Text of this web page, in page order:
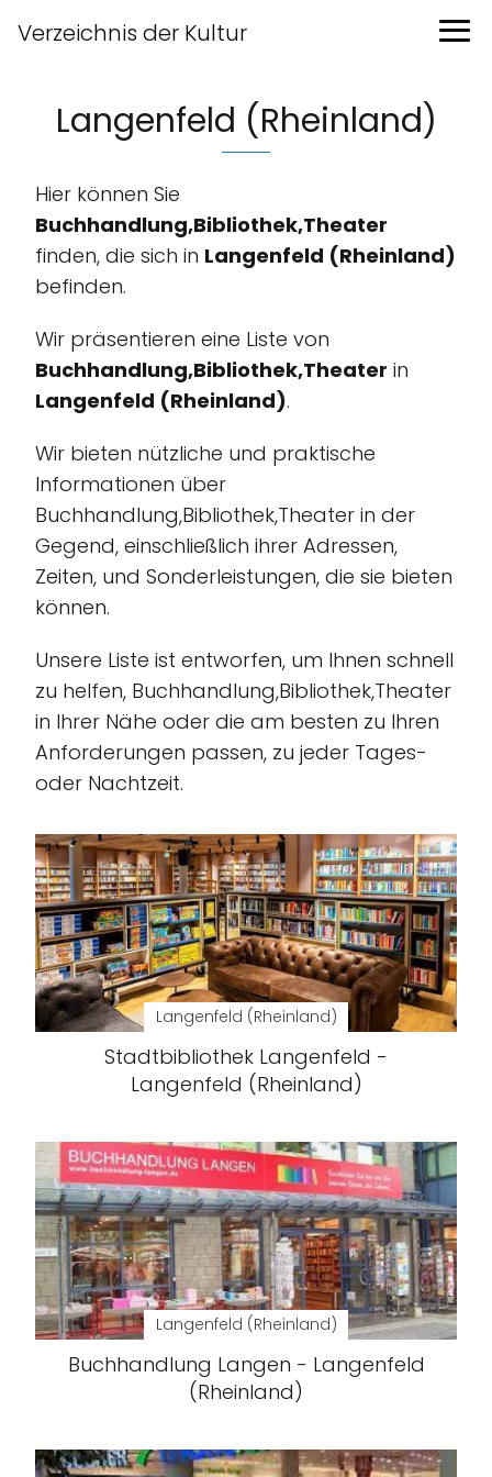
Verzeichnis der Kultur
Langenfeld (Rheinland)
Hier können Sie
Buchhandlung,Bibliothek,Theater
finden, die sich in Langenfeld (Rheinland)
befinden.
Wir präsentieren eine Liste von
Buchhandlung,Bibliothek,Theater in
Langenfeld (Rheinland).
Wir bieten nützliche und praktische
Informationen über
Buchhandlung,Bibliothek,Theater in der
Gegend, einschließlich ihrer Adressen,
Zeiten, und Sonderleistungen, die sie bieten
können.
Unsere Liste ist entworfen, um Ihnen schnell
zu helfen, Buchhandlung,Bibliothek,Theater
in Ihrer Nähe oder die am besten zu Ihren
Anforderungen passen, zu jeder Tages-
oder Nachtzeit.
Langenfeld (Rheinland)
Stadtbibliothek Langenfeld -
Langenfeld (Rheinland)
Langenfeld (Rheinland)
Buchhandlung Langen - Langenfeld
(Rheinland)